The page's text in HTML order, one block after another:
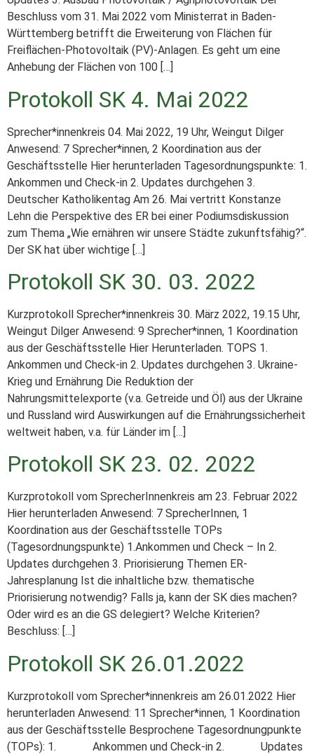
Beschluss vom 31. Mai 2022 vom Ministerrat in Baden-
Württemberg betrifft die Erweiterung von Flächen für
Freiflächen-Photovoltaik (PV)-Anlagen. Es geht um eine
Anhebung der Flächen von 100 […]
Protokoll SK 4. Mai 2022
Sprecher*innenkreis 04. Mai 2022, 19 Uhr, Weingut Dilger
Anwesend: 7 Sprecher*innen, 2 Koordination aus der
Geschäftsstelle Hier herunterladen Tagesordnungspunkte: 1.
Ankommen und Check-in 2. Updates durchgehen 3.
Deutscher Katholikentag Am 26. Mai vertritt Konstanze
Lehn die Perspektive des ER bei einer Podiumsdiskussion
zum Thema „Wie ernähren wir unsere Städte zukunftsfähig?“.
Der SK hat über wichtige […]
Protokoll SK 30. 03. 2022
Kurzprotokoll Sprecher*innenkreis 30. März 2022, 19.15 Uhr,
Weingut Dilger Anwesend: 9 Sprecher*innen, 1 Koordination
aus der Geschäftsstelle Hier Herunterladen. TOPS 1.
Ankommen und Check-in 2. Updates durchgehen 3. Ukraine-
Krieg und Ernährung Die Reduktion der
Nahrungsmittelexporte (v.a. Getreide und Öl) aus der Ukraine
und Russland wird Auswirkungen auf die Ernährungssicherheit
weltweit haben, v.a. für Länder im […]
Protokoll SK 23. 02. 2022
Kurzprotokoll vom SprecherInnenkreis am 23. Februar 2022
Hier herunterladen Anwesend: 7 SprecherInnen, 1
Koordination aus der Geschäftsstelle TOPs
(Tagesordnungspunkte) 1.Ankommen und Check – In 2.
Updates durchgehen 3. Priorisierung Themen ER-
Jahresplanung Ist die inhaltliche bzw. thematische
Priorisierung notwendig? Falls ja, kann der SK dies machen?
Oder wird es an die GS delegiert? Welche Kriterien?
Beschluss: […]
Protokoll SK 26.01.2022
Kurzprotokoll vom Sprecher*innenkreis am 26.01.2022 Hier
herunterladen Anwesend: 11 Sprecher*innen, 1 Koordination
aus der Geschäftsstelle Besprochene Tagesordnungpunkte
(TOPs): 1. Ankommen und Check-in 2. Updates